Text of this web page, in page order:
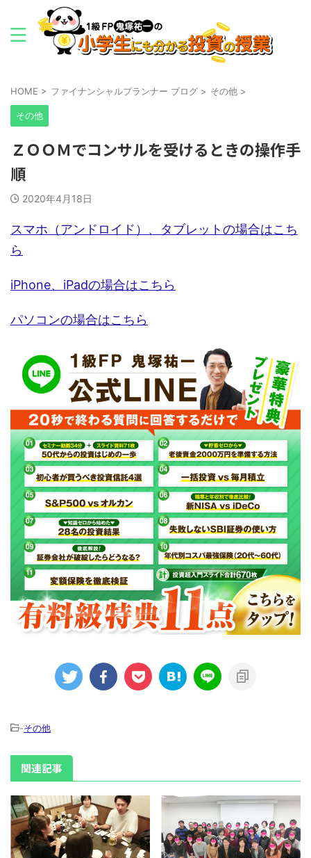
HOME > ファイナンシャルプランナー ブログ > その他 >
その他
ＺＯＯＭでコンサルを受けるときの操作手
順
2020年4月18日
スマホ（アンドロイド）、タブレットの場合はこち
ら
iPhone、iPadの場合はこちら
パソコンの場合はこちら
-その他
関連記事